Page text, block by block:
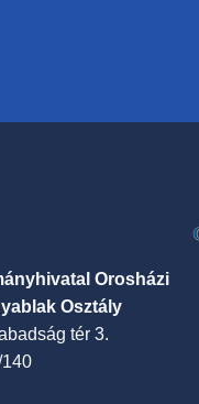
Orosházi
Osztály
tér 3.